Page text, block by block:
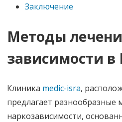
Заключение
Методы
зависимости
Клиника medic-isra,
предлагает разнообразные
наркозависимости,